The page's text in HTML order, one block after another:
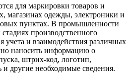
для маркировки товаров и
магазинах одежды, электроники и
пунктах. В промышленности
производственного
учета и взаимодействия различных
наносить информацию о
штрих-код, логотип,
другие необходимые сведения.